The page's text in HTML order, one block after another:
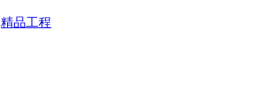
精品工程